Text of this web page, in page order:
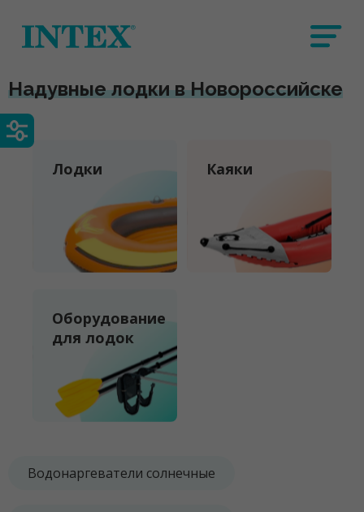
Надувные лодки в Новороссийске
Лодки Каяки
Оборудование
для лодок
Водонаргеватели солнечные